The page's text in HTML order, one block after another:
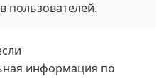
пользователей.
информация по